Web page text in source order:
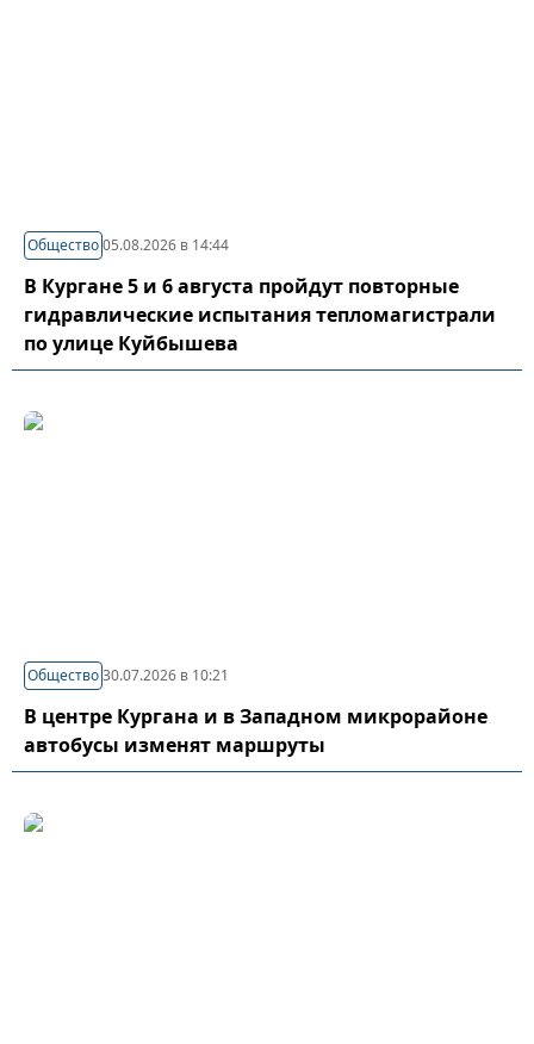
Общество05.08.2026 в 14:44
В Кургане 5 и 6 августа пройдут повторные
гидравлические испытания тепломагистрали
по улице Куйбышева
Общество30.07.2026 в 10:21
В центре Кургана и в Западном микрорайоне
автобусы изменят маршруты